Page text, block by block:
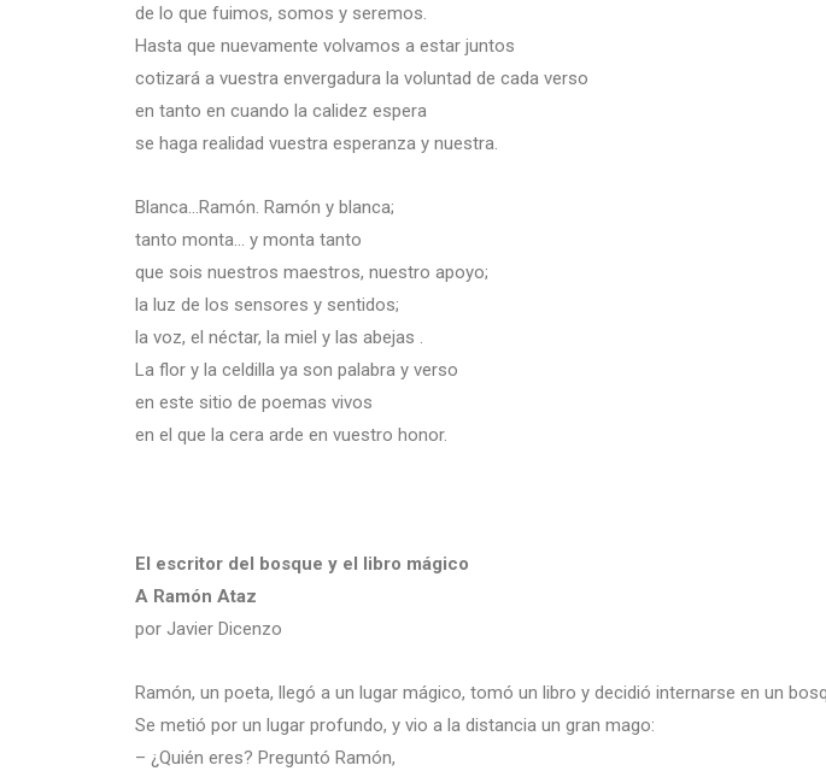
de lo que fuimos, somos y seremos.
Hasta que nuevamente volvamos a estar juntos
cotizará a vuestra envergadura la voluntad de cada verso
en tanto en cuando la calidez espera
se haga realidad vuestra esperanza y nuestra.
Blanca…Ramón. Ramón y blanca;
tanto monta… y monta tanto
que sois nuestros maestros, nuestro apoyo;
la luz de los sensores y sentidos;
la voz, el néctar, la miel y las abejas .
La flor y la celdilla ya son palabra y verso
en este sitio de poemas vivos
en el que la cera arde en vuestro honor.
El escritor del bosque y el libro mágico
A Ramón Ataz
por Javier Dicenzo
Ramón, un poeta, llegó a un lugar mágico, tomó un libro y decidió internarse en un
Se metió por un lugar profundo, y vio a la distancia un gran mago:
– ¿Quién eres? Preguntó Ramón,